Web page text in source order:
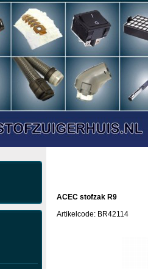
ACEC stofzak R9
Artikelcode: BR42114